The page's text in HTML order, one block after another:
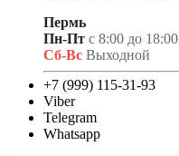
Пермь
Пн-Пт с 8:00 до 18:00
Сб-Вс Выходной
+7 (999) 115-31-93
Viber
Telegram
Whatsapp